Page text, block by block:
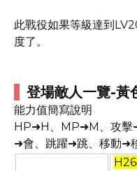
此戰役如果等級達到
度了。
登場敵人一覽-黃
能力值簡寫說明
HP➜H、MP➜M、攻擊
➜會、跳躍➜跳、移動➜